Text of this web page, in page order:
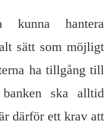
hantera
sätt som möjligt
ha tillgång till
ska alltid
därför ett krav att